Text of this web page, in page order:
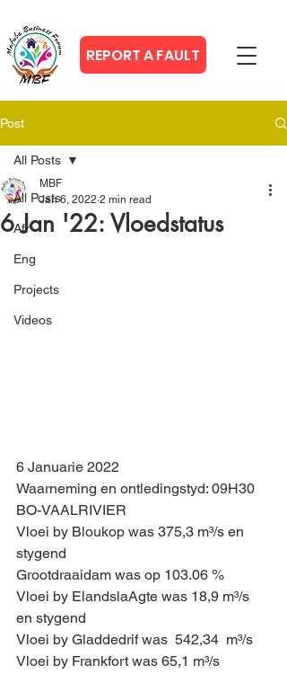
REPORT A FAULT
Post
All Posts
Afr
Eng
Projects
Videos
All Posts
6 Jan '22: Vloedstatus
MBF
Jan 6, 2022 2 min read
6 Januarie 2022
Waarneming en ontledingstyd: 09H30
BO-VAALRIVIER
Vloei by Bloukop was 375,3 m³/s en
stygend
Grootdraaidam was op 103.06 %
Vloei by ElandslaAgte was 18,9 m³/s
en stygend
Vloei by Gladdedrif was  542,34  m³/s
Vloei by Frankfort was 65,1 m³/s